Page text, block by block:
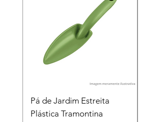
Pá de Jardim Estreita
Plástica Tramontina